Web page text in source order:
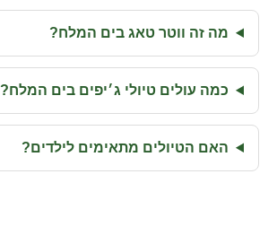
מה זה ווטר טאג בים המלח?
כמה עולים טיולי ג׳יפים בים המלח?
האם הטיולים מתאימים לילדים?